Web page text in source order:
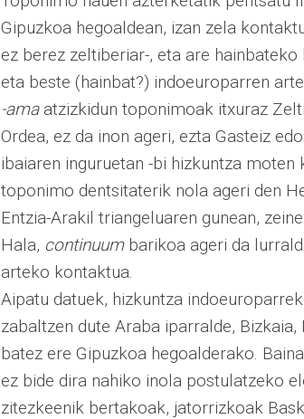
Gipuzkoa hegoaldean, izan zela
ez berez zeltiberiar-, eta are
eta beste (hainbat?) indoeuroparren
-amaatzizkidun toponimoak itxuraz
Ordea, ez da inon ageri, ezta Gasteiz
ibaiaren inguruetan -bi hizkuntza moten
toponimo dentsitaterik nola ageri den
Entzia-Arakil triangeluaren gunean,
Hala, continuumbarikoa ageri da
arteko kontaktua.
Aipatu datuek, hizkuntza
zabaltzen dute Araba iparralde,
batez ere Gipuzkoa hegoalderako.
ez bide dira nahiko inola postulatzeko
zitezkeenik bertakoak, jatorrizkoak